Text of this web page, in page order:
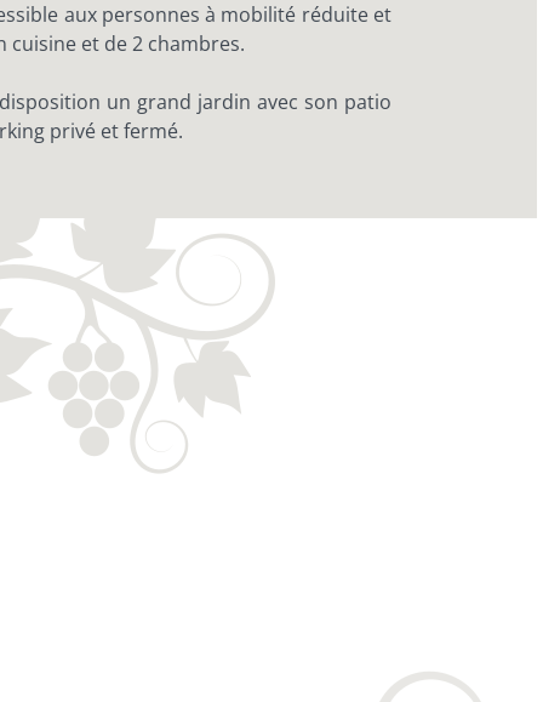
aux personnes à mobilité réduite et
et de 2 chambres.
un grand jardin avec son patio
privé et fermé.